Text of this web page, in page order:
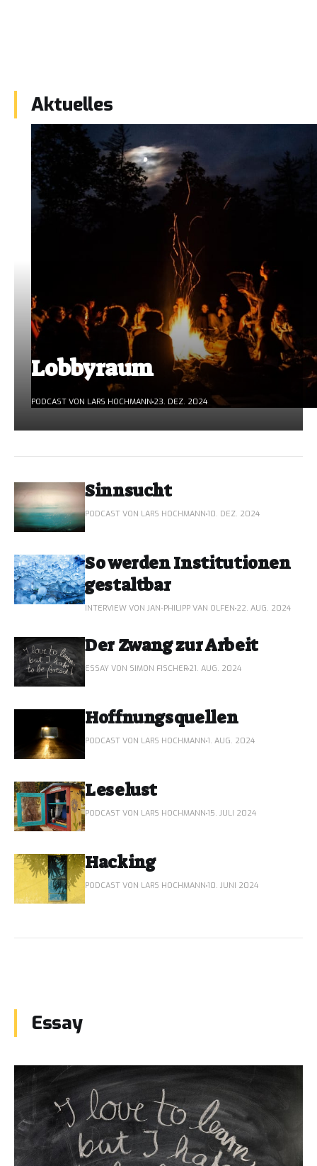
Aktuelles
Lobbyraum
PODCAST VON LARS HOCHMANN 23. DEZ. 2024
Sinnsucht
PODCAST VON LARS HOCHMANN 10. DEZ. 2024
So werden Institutionen
gestaltbar
INTERVIEW VON JAN-PHILIPP VAN OLFEN 22. AUG. 2024
Der Zwang zur Arbeit
ESSAY VON SIMON FISCHER 21. AUG. 2024
Hoffnungsquellen
PODCAST VON LARS HOCHMANN 1. AUG. 2024
Leselust
PODCAST VON LARS HOCHMANN 15. JULI 2024
Hacking
PODCAST VON LARS HOCHMANN 10. JUNI 2024
Essay